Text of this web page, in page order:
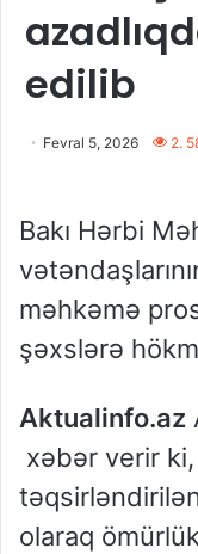
edilib
Fevral 5, 2026 2.
Bakı Hərbi
məhkəmə
şəxslərə
Aktualinfo.az
xəbər verir
olaraq